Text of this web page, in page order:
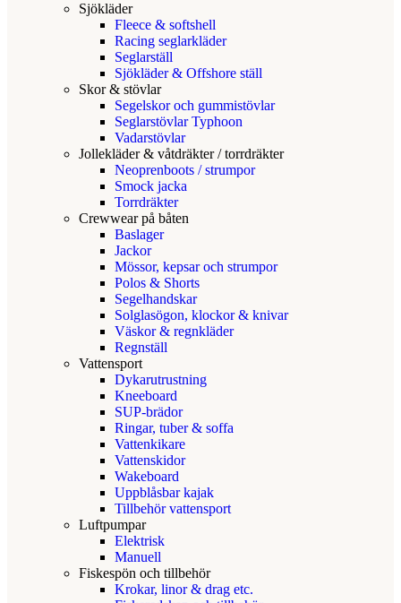
Sjökläder
Fleece & softshell
Racing seglarkläder
Seglarställ
Sjökläder & Offshore ställ
Skor & stövlar
Segelskor och gummistövlar
Seglarstövlar Typhoon
Vadarstövlar
Jollekläder & våtdräkter / torrdräkter
Neoprenboots / strumpor
Smock jacka
Torrdräkter
Crewwear på båten
Baslager
Jackor
Mössor, kepsar och strumpor
Polos & Shorts
Segelhandskar
Solglasögon, klockor & knivar
Väskor & regnkläder
Regnställ
Vattensport
Dykarutrustning
Kneeboard
SUP-brädor
Ringar, tuber & soffa
Vattenkikare
Vattenskidor
Wakeboard
Uppblåsbar kajak
Tillbehör vattensport
Luftpumpar
Elektrisk
Manuell
Fiskespön och tillbehör
Krokar, linor & drag etc.